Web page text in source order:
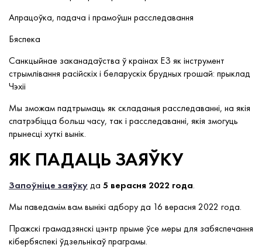
Апрацоўка, падача і прамоўшн расследавання
Бяспека
Санкцыйнае заканадаўства ў краінах ЕЗ як інструмент
стрымлівання расійскіх і беларускіх брудных грошай: прыклад
Чэхіі
Мы зможам падтрымаць як складаныя расследаванні, на якія
спатрэбіцца больш часу, так і расследаванні, якія змогуць
прынесці хуткі вынік.
ЯК ПАДАЦЬ ЗАЯЎКУ
Запоўніце заяўкуда 5 верасня 2022 года.
Мы паведамім вам вынікі адбору да 16 верасня 2022 года.
Пражскі грамадзянскі цэнтр прыме ўсе меры для забяспечання
кібербяспекі ўдзельнікаў праграмы.